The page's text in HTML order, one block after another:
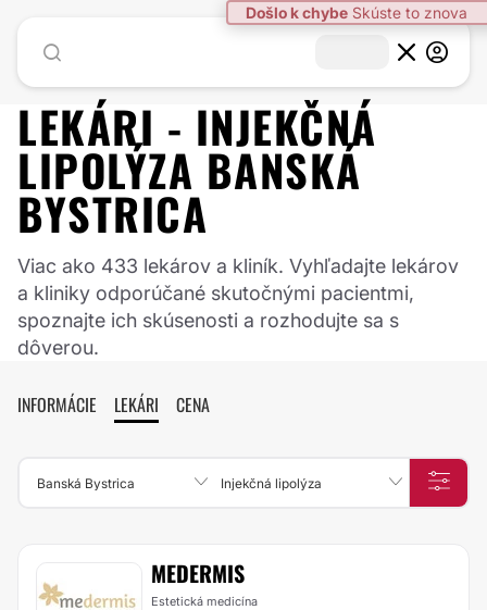
LEKÁRI - INJEKČNÁ
LIPOLÝZA BANSKÁ
BYSTRICA
Viac ako 433 lekárov a kliník. Vyhľadajte lekárov
a kliniky odporúčané skutočnými pacientmi,
spoznajte ich skúsenosti a rozhodujte sa s
dôverou.
INFORMÁCIE LEKÁRI CENA
Banská Bystrica Injekčná lipolýza
MEDERMIS
Estetická medicína